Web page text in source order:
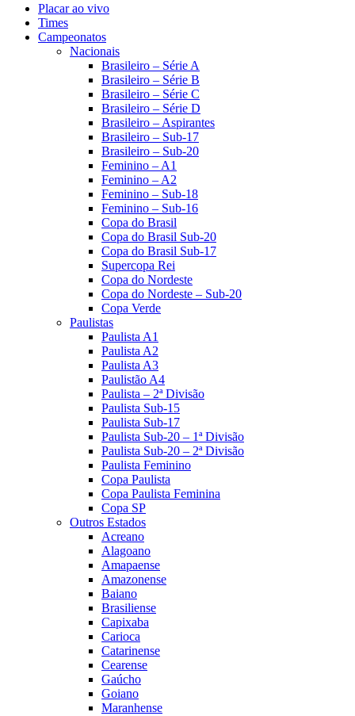
Placar ao vivo
Times
Campeonatos
Nacionais
Brasileiro – Série A
Brasileiro – Série B
Brasileiro – Série C
Brasileiro – Série D
Brasileiro – Aspirantes
Brasileiro – Sub-17
Brasileiro – Sub-20
Feminino – A1
Feminino – A2
Feminino – Sub-18
Feminino – Sub-16
Copa do Brasil
Copa do Brasil Sub-20
Copa do Brasil Sub-17
Supercopa Rei
Copa do Nordeste
Copa do Nordeste – Sub-20
Copa Verde
Paulistas
Paulista A1
Paulista A2
Paulista A3
Paulistão A4
Paulista – 2ª Divisão
Paulista Sub-15
Paulista Sub-17
Paulista Sub-20 – 1ª Divisão
Paulista Sub-20 – 2ª Divisão
Paulista Feminino
Copa Paulista
Copa Paulista Feminina
Copa SP
Outros Estados
Acreano
Alagoano
Amapaense
Amazonense
Baiano
Brasiliense
Capixaba
Carioca
Catarinense
Cearense
Gaúcho
Goiano
Maranhense